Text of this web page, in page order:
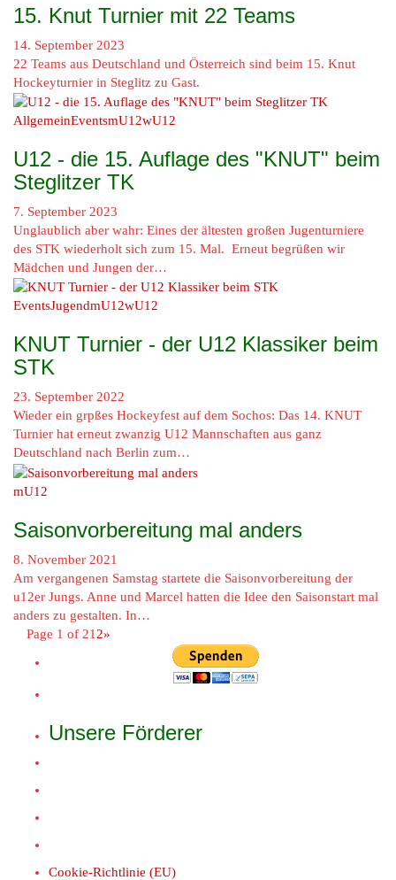
15. Knut Turnier mit 22 Teams
14. September 2023
22 Teams aus Deutschland und Österreich sind beim 15. Knut
Hockeyturnier in Steglitz zu Gast.
AllgemeinEventsmU12wU12
U12 - die 15. Auflage des "KNUT" beim
Steglitzer TK
7. September 2023
Unglaublich aber wahr: Eines der ältesten großen Jugenturniere
des STK wiederholt sich zum 15. Mal. Erneut begrüßen wir
Mädchen und Jungen der…
EventsJugendmU12wU12
KNUT Turnier - der U12 Klassiker beim
STK
23. September 2022
Wieder ein grpßes Hockeyfest auf dem Sochos: Das 14. KNUT
Turnier hat erneut zwanzig U12 Mannschaften aus ganz
Deutschland nach Berlin zum…
mU12
Saisonvorbereitung mal anders
8. November 2021
Am vergangenen Samstag startete die Saisonvorbereitung der
u12er Jungs. Anne und Marcel hatten die Idee den Saisonstart mal
anders zu gestalten. In…
Page 1 of 21 2»
Unsere Förderer
Cookie-Richtlinie (EU)